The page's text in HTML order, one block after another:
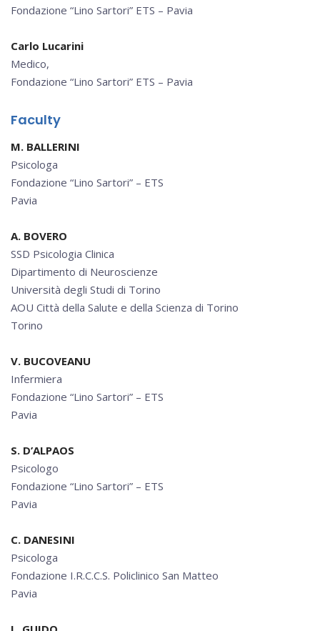
Fondazione “Lino Sartori” ETS – Pavia
Carlo Lucarini
Medico,
Fondazione “Lino Sartori” ETS – Pavia
Faculty
M. BALLERINI
Psicologa
Fondazione “Lino Sartori” – ETS
Pavia
A. BOVERO
SSD Psicologia Clinica
Dipartimento di Neuroscienze
Università degli Studi di Torino
AOU Città della Salute e della Scienza di Torino
Torino
V. BUCOVEANU
Infermiera
Fondazione “Lino Sartori” – ETS
Pavia
S. D’ALPAOS
Psicologo
Fondazione “Lino Sartori” – ETS
Pavia
C. DANESINI
Psicologa
Fondazione I.R.C.C.S. Policlinico San Matteo
Pavia